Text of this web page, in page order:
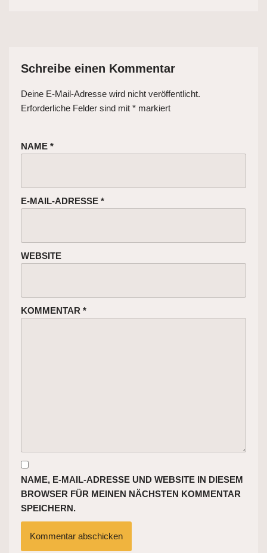
Schreibe einen Kommentar
Deine E-Mail-Adresse wird nicht veröffentlicht.
Erforderliche Felder sind mit * markiert
NAME *
E-MAIL-ADRESSE *
WEBSITE
KOMMENTAR *
NAME, E-MAIL-ADRESSE UND WEBSITE IN DIESEM
BROWSER FÜR MEINEN NÄCHSTEN KOMMENTAR
SPEICHERN.